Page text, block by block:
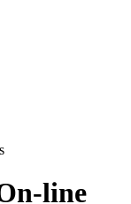
line